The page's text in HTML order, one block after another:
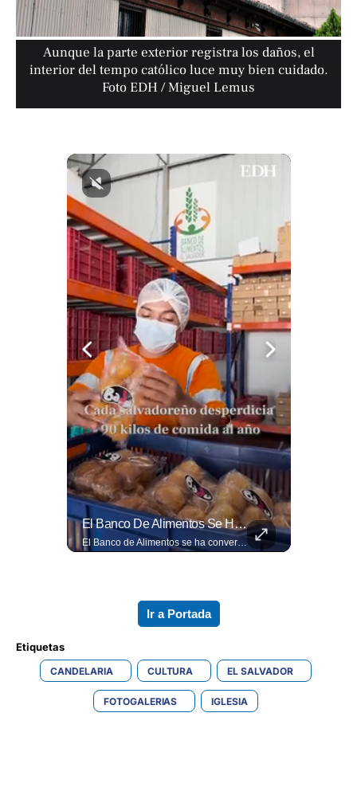
Aunque la parte exterior registra los daños, el
interior del tempo católico luce muy bien cuidado.
Foto EDH / Miguel Lemus
El Banco De Alimentos Se Ha Convertido En Un Puente De Supervivencia: Un Motor Humano Que Recupera Excedentes Comerciales Y Productos Con Fecha Corta De...
El Banco de Alimentos se ha convertido en un puente de supervivencia: un motor humano que recupera excedentes comerciales y productos con fecha corta de vencimiento para transformarlos en raciones de nutrición para miles de familias que luchan por asegurar un plato en la mesa. Entramos a su centro de acopio para mostrarte la minuciosa logística y el esfuerzo de los voluntarios que rescatan comida para aliviar el hambre de los más vulnerables. Lee más 👉 eldiariodehoy.com
Ir a Portada
Etiquetas
CANDELARIA CULTURA EL SALVADOR
FOTOGALERIAS IGLESIA